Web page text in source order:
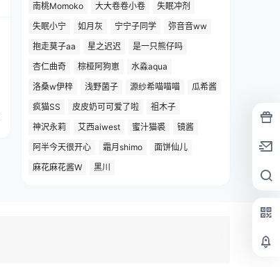
南桃Momoko
大大卷卷小卷
失眠冲剂
失眠小宁
如月灰 宁宁子同学
弥音音ww
抱走莫子aa
星之迟迟
是一只熊仔吗
杏仁曲奇
棕桠阿狗崽
水淼aqua
洛桑w伊梓
浅野菌子 源纱希喵喵喵
瓜希酱
疯猫SS
皮皮奶可可爱了啦
祖木子
神沢永莉
艾西aiwest 蜜汁猫裘
镜酱
阿半今天很开心
霜月shimo
面饼仙儿
麻花麻花酱W
黑川